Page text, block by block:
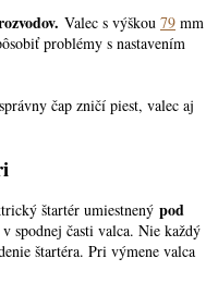
Valec s výškou 79 mm
problémy s nastavením
čap zničí piest, valec aj
štartér umiestnený pod
spodnej časti valca. Nie každý
štartéra. Pri výmene valca